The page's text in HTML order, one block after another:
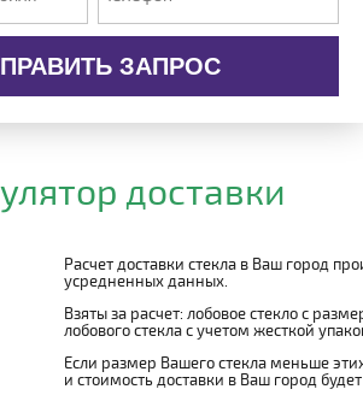
ЗАПРОС
доставки
Расчет доставки стекла в Ваш город
усредненных данных.
Взяты за расчет: лобовое стекло с
лобового стекла с учетом жесткой
Если размер Вашего стекла меньше
и стоимость доставки в Ваш город